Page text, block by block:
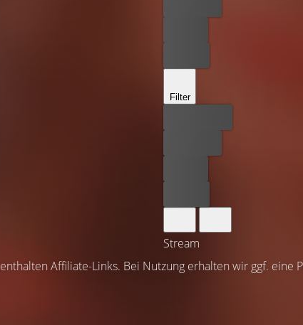
Filter
Stream
Affiliate-Links. Bei Nutzung erhalten wir ggf. eine